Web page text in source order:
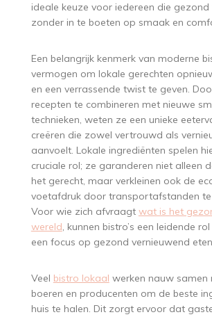
ideale keuze voor iedereen die gezond
zonder in te boeten op smaak en
Een belangrijk kenmerk van moderne
vermogen om lokale gerechten
en een verrassende twist te geven.
recepten te combineren met nieuwe
technieken, weten ze een unieke
creëren die zowel vertrouwd als
aanvoelt. Lokale ingrediënten spelen
cruciale rol; ze garanderen niet alleen
het gerecht, maar verkleinen ook de
voetafdruk door transportafstanden te
Voor wie zich afvraagt wat is het
wereld, kunnen bistro’s een leidende
een focus op gezond vernieuwend
Veel bistro lokaal werken nauw samen
boeren en producenten om de beste
huis te halen. Dit zorgt ervoor dat